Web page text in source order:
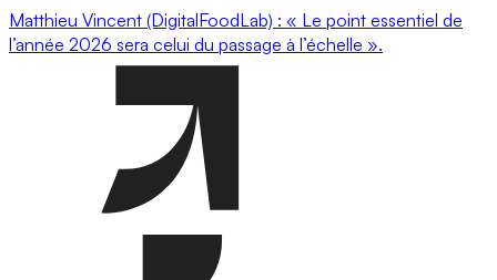
Matthieu Vincent (DigitalFoodLab) : « Le point essentiel de
l’année 2026 sera celui du passage à l’échelle ».